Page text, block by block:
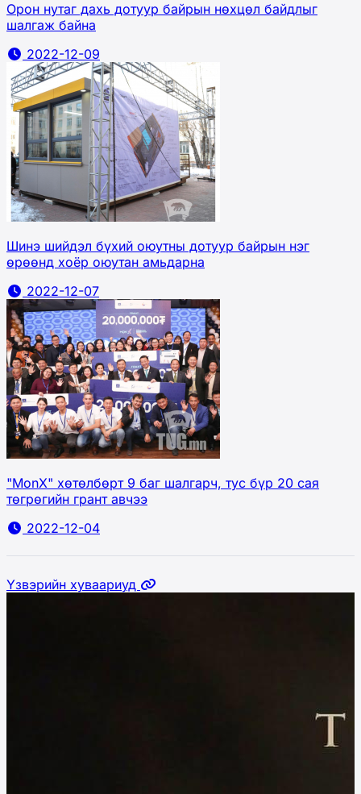
Орон нутаг дахь дотуур байрын нөхцөл байдлыг
шалгаж байна
2022-12-09
Шинэ шийдэл бүхий оюутны дотуур байрын нэг
өрөөнд хоёр оюутан амьдарна
2022-12-07
"MonX" хөтөлбөрт 9 баг шалгарч, тус бүр 20 сая
төгрөгийн грант авчээ
2022-12-04
Үзвэрийн хуваариуд